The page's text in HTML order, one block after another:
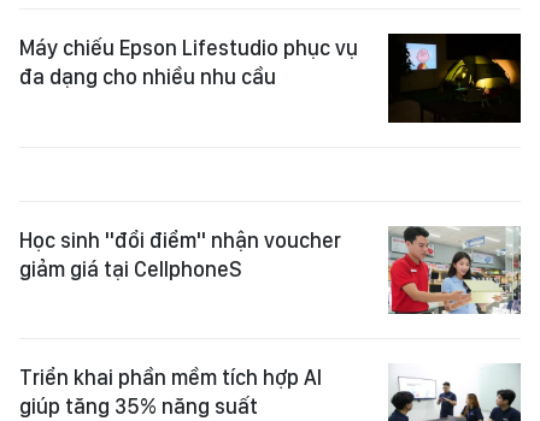
Máy chiếu Epson Lifestudio phục vụ
đa dạng cho nhiều nhu cầu
Học sinh "đổi điểm" nhận voucher
giảm giá tại CellphoneS
Triển khai phần mềm tích hợp AI
giúp tăng 35% năng suất